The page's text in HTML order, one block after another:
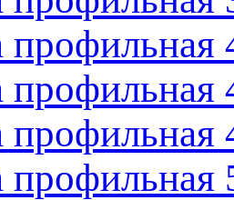
профильная
профильная
профильная
профильная